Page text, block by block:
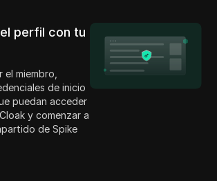
perfil con tu
miembro,
de inicio
puedan acceder
y comenzar a
de Spike